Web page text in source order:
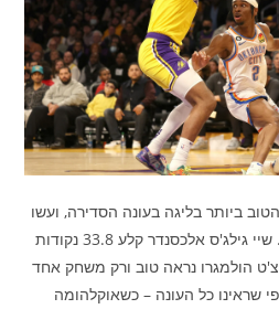
ביותר בליגה בעונה הסדירה, ועשו
כן בסיבוב הראשון מול פיניקס. שיי גילג'ס אלכסנדר קלע 33.8 נקודות
הולמגרו נראה טוב ורק משחק אחד
שראינו כל העונה – כשאוקלהומה